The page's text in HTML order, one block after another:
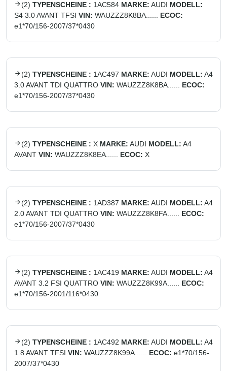
(2) TYPENSCHEINE : 1AC584 MARKE: AUDI MODELL:
S4 3.0 AVANT TFSI VIN: WAUZZZ8K8BA......
ECOC:
e1*70/156-2007/37*0430
(2) TYPENSCHEINE : 1AC497 MARKE: AUDI MODELL: A4
3.0 AVANT TDI QUATTRO VIN: WAUZZZ8K8BA......
ECOC:
e1*70/156-2007/37*0430
(2) TYPENSCHEINE : X MARKE: AUDI MODELL: A4
AVANT VIN: WAUZZZ8K8EA...... ECOC: X
(2) TYPENSCHEINE : 1AD387 MARKE: AUDI MODELL: A4
2.0 AVANT TDI QUATTRO VIN: WAUZZZ8K8FA......
ECOC:
e1*70/156-2007/37*0430
(2) TYPENSCHEINE : 1AC419 MARKE: AUDI MODELL: A4
AVANT 3.2 FSI QUATTRO VIN: WAUZZZ8K99A......
ECOC:
e1*70/156-2001/116*0430
(2) TYPENSCHEINE : 1AC492 MARKE: AUDI MODELL: A4
1.8 AVANT TFSI VIN: WAUZZZ8K99A...... ECOC: e1*70/156-
2007/37*0430